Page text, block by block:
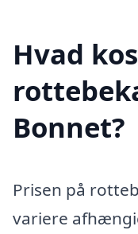
Hvad
Bonnet?
Prisen på
variere